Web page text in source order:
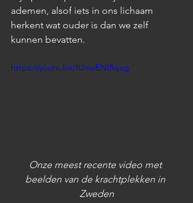
ademen, alsof iets in ons lichaam
herkent wat ouder is dan we zelf
kunnen bevatten.
https://youtu.be/IUmsENI8qeg
Onze meest recente video met
beelden van de krachtplekken in
Zweden